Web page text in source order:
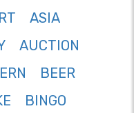
ASIA
AUCTION
BEER
BINGO